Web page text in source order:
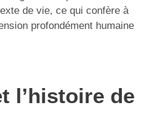
de vie, ce qui confère à
profondément humaine
l’histoire de